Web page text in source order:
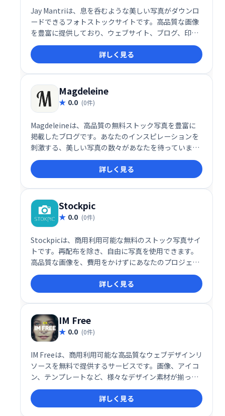
Jay Mantriは、息を呑むような美しい写真がダウンロ
ードできるフォトストックサイトです。高品質な画像
を豊富に提供しており、ウェブサイト、ブログ、印刷
物など様々な用途にご利用いただけます。クリエイテ
ィブな表現を豊かにする、理想的な画像素材を見つけ
られるでしょう。
詳しく見る
Magdeleine
0.0 (0件)
Magdeleineは、高品質の無料ストック写真を豊富に
掲載したブログです。あなたのインスピレーションを
刺激する、美しい写真の数々があなたを待っていま
す。ブログ形式で更新され、様々なシーンやテーマの
写真が揃っているので、クリエイティブなプロジェク
トやデザインに役立ちます。ぜひMagdeleineで、最高
のインスピレーションを見つけ出してください。
詳しく見る
Stockpic
0.0 (0件)
Stockpicは、商用利用可能な無料のストック写真サイ
トです。再配布を除き、自由に写真を使用できます。
高品質な画像を、費用をかけずにあなたのプロジェク
トにご活用いただけます。幅広いテーマの画像が用意
されており、ビジネス用途、ブログ、デザインなど
様々な場面で役立ちます。
詳しく見る
IM Free
0.0 (0件)
IM Freeは、商用利用可能な高品質なウェブデザインリ
ソースを無料で提供するサービスです。画像、アイコ
ン、テンプレートなど、様々なデザイン素材が揃って
おり、ウェブサイト制作を効率化します。費用をかけ
ずにプロフェッショナルなデザインを実現したい方に
おすすめです。
詳しく見る